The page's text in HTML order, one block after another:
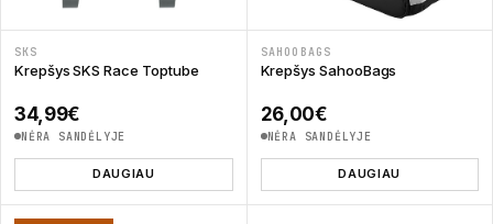
SKS
Krepšys SKS Race Toptube
34,99€
NĖRA SANDĖLYJE
DAUGIAU
SAHOOBAGS
Krepšys SahooBags
26,00€
NĖRA SANDĖLYJE
DAUGIAU